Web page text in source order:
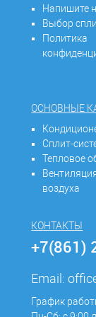
Напишите
Выбор
Политика
ОСНОВНЫЕ
Сплит-
Тепловое
воздуха
КОНТАКТЫ
+7(861)
Email:
График